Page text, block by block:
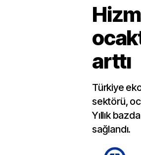
arttı
Türkiye
sektörü,
Yıllık
sağlandı.